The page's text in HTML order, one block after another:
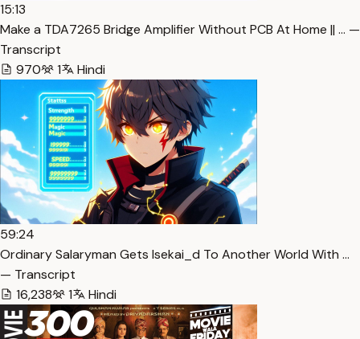
15:13
Make a TDA7265 Bridge Amplifier Without PCB At Home || … —
Transcript
970
1 Hindi
59:24
Ordinary Salaryman Gets Isekai_d To Another World With …
— Transcript
16,238
1 Hindi